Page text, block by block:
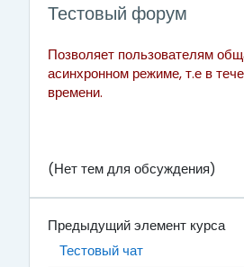
Тестовый форум
Позволяет пользователям
асинхронном режиме, т.е в
времени.
(Нет тем для обсуждения)
Предыдущий элемент курса
Тестовый чат